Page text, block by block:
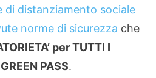
di distanziamento sociale
norme di sicurezza che
per TUTTI I
PASS.